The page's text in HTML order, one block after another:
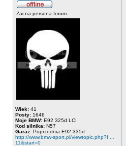
Zacna persona forum
Wiek: 41
Posty: 1646
Moje BMW: E92 325d LCI
Kod silnika: N57
Garaż: Poprzednia E92 335d
http://www.bmw-sport.pl/viewtopic.php?f ...
11&start=0